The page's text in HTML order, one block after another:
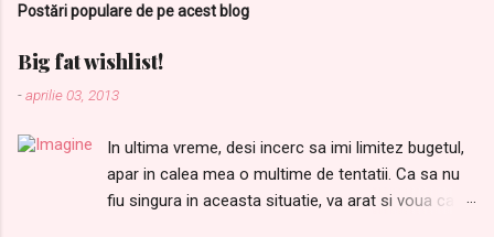
Postări populare de pe acest blog
Big fat wishlist!
-aprilie 03, 2013
In ultima vreme, desi incerc sa imi limitez bugetul,
apar in calea mea o multime de tentatii. Ca sa nu
fiu singura in aceasta situatie, va arat si voua care